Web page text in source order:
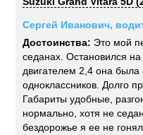
Сергей Иванович,
Достоинства: Это мой
седанах. Остановился на
двигателем 2,4 она
одноклассников. Долго
Габариты удобные,
нормально, хотя не
бездорожье я ее не